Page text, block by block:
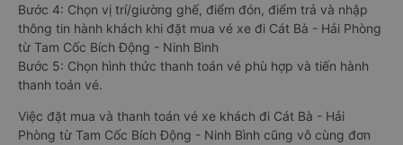
Bước 4: Chọn vị trí/giường ghế, điểm đón, điểm trả và nhập
thông tin hành khách khi đặt mua vé xe đi Cát Bà - Hải Phòng
từ Tam Cốc Bích Động - Ninh Bình
Bước 5: Chọn hình thức thanh toán vé phù hợp và tiến hành
thanh toán vé.
Việc đặt mua và thanh toán vé xe khách đi Cát Bà - Hải
Phòng từ Tam Cốc Bích Động - Ninh Bình cũng vô cùng đơn